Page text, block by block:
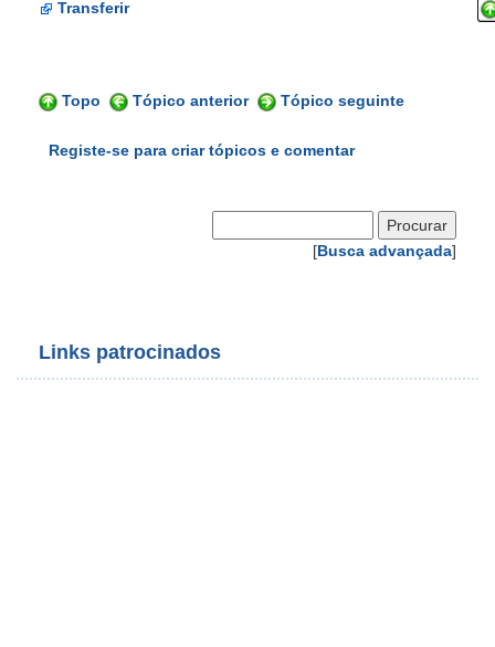
Transferir
Topo Tópico anterior Tópico seguinte
Registe-se para criar tópicos e comentar
[Busca advançada]
Links patrocinados